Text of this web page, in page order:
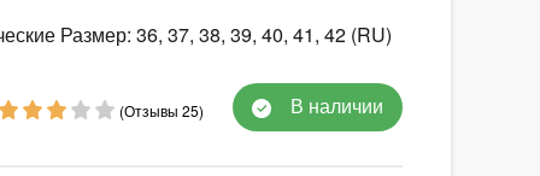
Размер: 36, 37, 38, 39, 40, 41, 42 (RU)
(Отзывы 25) В наличии